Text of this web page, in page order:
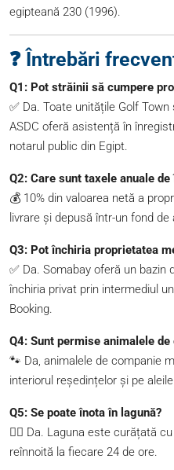
egipteană 230 (1996).
❓ Întrebări
Q1: Pot străinii să cumpere
✅ Da. Toate unitățile Golf
ASDC oferă asistență în
notarul public din Egipt.
Q2: Care sunt taxele anuale
💰 10% din valoarea netă a
livrare și depusă într-un fond de
Q3: Pot închiria proprietatea
✅ Da. Somabay oferă un
închiria privat prin intermediul
Booking.
Q4: Sunt permise animalele de
🐾 Da, animalele de companie
interiorul reședințelor și pe
Q5: Se poate înota în lagună?
🏊‍♂️ Da. Laguna este curățată
reînnoită la fiecare 24 de ore.